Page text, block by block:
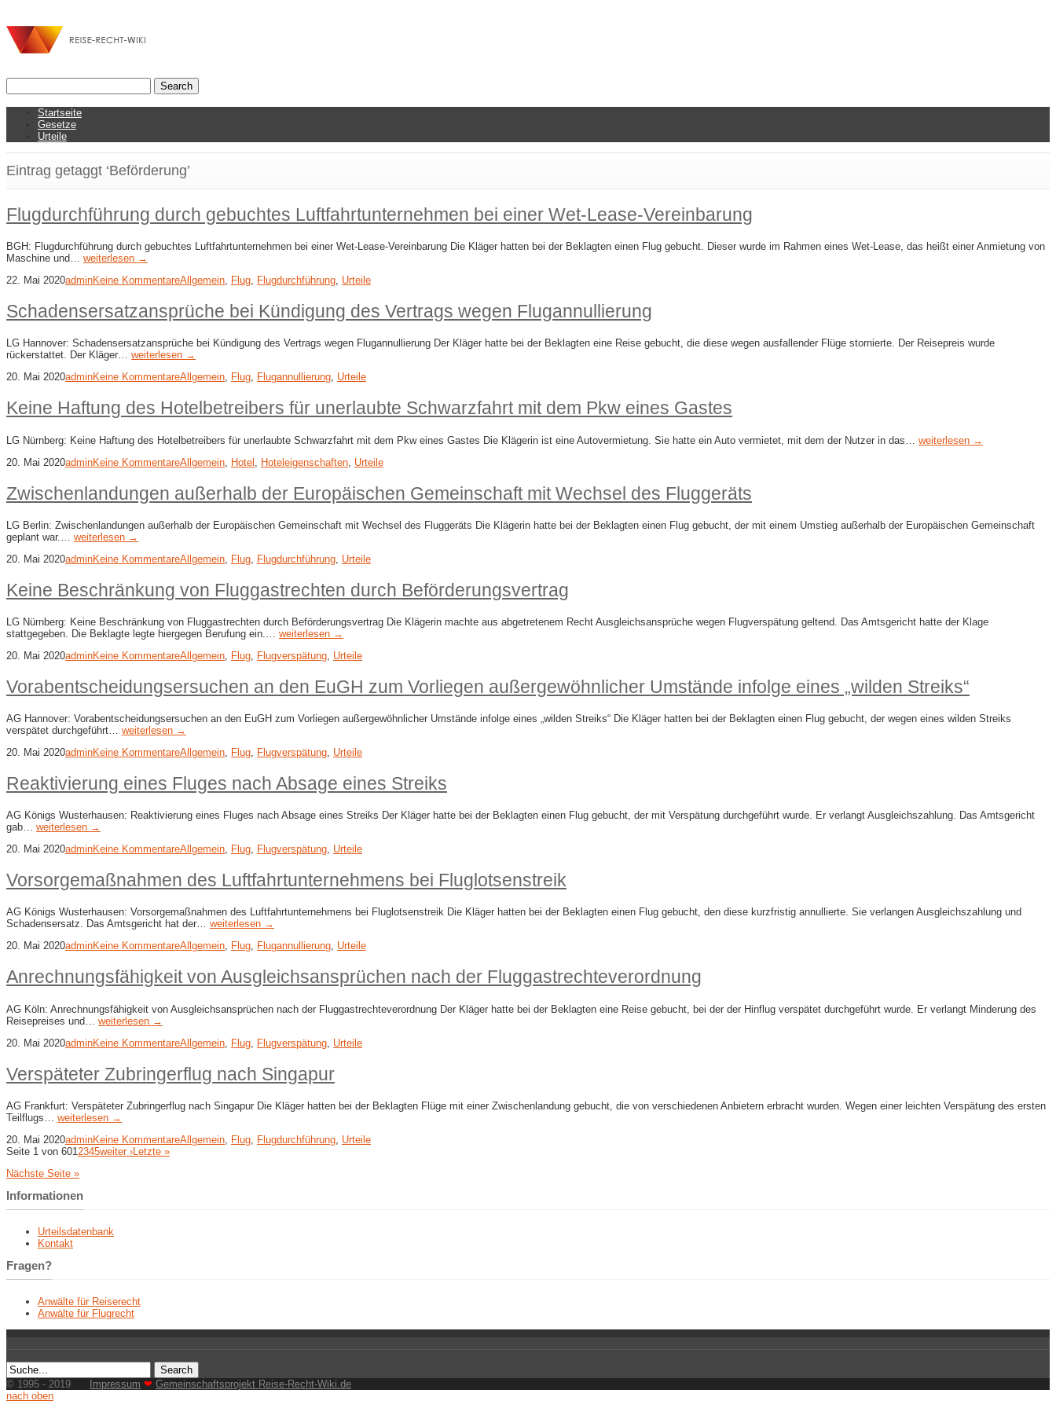
Startseite
Gesetze
Urteile
Eintrag getaggt ‘Beförderung’
Flugdurchführung durch gebuchtes Luftfahrtunternehmen bei einer Wet-​Lease-​Vereinbarung
BGH: Flugdurchführung durch gebuchtes Luftfahrtunternehmen bei einer Wet-​Lease-​Vereinbarung Die Kläger hatten bei der Beklagten einen Flug gebucht. Dieser wurde im Rahmen eines Wet-Lease, das heißt einer Anmietung von
Maschine und… weiterlesen →
22. Mai 2020adminKeine KommentareAllgemein, Flug, Flugdurchführung, Urteile
Schadensersatzansprüche bei Kündigung des Vertrags wegen Flugannullierung
LG Hannover: Schadensersatzansprüche bei Kündigung des Vertrags wegen Flugannullierung Der Kläger hatte bei der Beklagten eine Reise gebucht, die diese wegen ausfallender Flüge stornierte. Der Reisepreis wurde
rückerstattet. Der Kläger… weiterlesen →
20. Mai 2020adminKeine KommentareAllgemein, Flug, Flugannullierung, Urteile
Keine Haftung des Hotelbetreibers für unerlaubte Schwarzfahrt mit dem Pkw eines Gastes
LG Nürnberg: Keine Haftung des Hotelbetreibers für unerlaubte Schwarzfahrt mit dem Pkw eines Gastes Die Klägerin ist eine Autovermietung. Sie hatte ein Auto vermietet, mit dem der Nutzer in das… weiterlesen →
20. Mai 2020adminKeine KommentareAllgemein Hotel Hoteleigenschaften Urteile
Zwischenlandungen außerhalb der Europäischen Gemeinschaft mit Wechsel des Fluggeräts
LG Berlin: Zwischenlandungen außerhalb der Europäischen Gemeinschaft mit Wechsel des Fluggeräts Die Klägerin hatte bei der Beklagten einen Flug gebucht, der mit einem Umstieg außerhalb der Europäischen Gemeinschaft
geplant war.… weiterlesen →
20. Mai 2020adminKeine KommentareAllgemein Flug Flugdurchführung Urteile
Keine Beschränkung von Fluggastrechten durch Beförderungsvertrag
LG Nürnberg: Keine Beschränkung von Fluggastrechten durch Beförderungsvertrag Die Klägerin machte aus abgetretenem Recht Ausgleichsansprüche wegen Flugverspätung geltend. Das Amtsgericht hatte der Klage
stattgegeben. Die Beklagte legte hiergegen Berufung ein.… weiterlesen →
20. Mai 2020adminKeine KommentareAllgemein Flug Flugverspätung Urteile
Vorabentscheidungsersuchen an den EuGH zum Vorliegen außergewöhnlicher Umstände infolge eines „wilden Streiks“
AG Hannover: Vorabentscheidungsersuchen an den EuGH zum Vorliegen außergewöhnlicher Umstände infolge eines „wilden Streiks“ Die Kläger hatten bei der Beklagten einen Flug gebucht, der wegen eines wilden Streiks
verspätet durchgeführt… weiterlesen →
20. Mai 2020adminKeine KommentareAllgemein, Flug, Flugverspätung, Urteile
Reaktivierung eines Fluges nach Absage eines Streiks
AG Königs Wusterhausen: Reaktivierung eines Fluges nach Absage eines Streiks Der Kläger hatte bei der Beklagten einen Flug gebucht, der mit Verspätung durchgeführt wurde. Er verlangt Ausgleichszahlung. Das Amtsgericht
gab… weiterlesen →
20. Mai 2020adminKeine KommentareAllgemein, Flug, Flugverspätung, Urteile
Vorsorgemaßnahmen des Luftfahrtunternehmens bei Fluglotsenstreik
AG Königs Wusterhausen: Vorsorgemaßnahmen des Luftfahrtunternehmens bei Fluglotsenstreik Die Kläger hatten bei der Beklagten einen Flug gebucht, den diese kurzfristig annullierte. Sie verlangen Ausgleichszahlung und
Schadensersatz. Das Amtsgericht hat der… weiterlesen →
20. Mai 2020adminKeine KommentareAllgemein, Flug, Flugannullierung, Urteile
Anrechnungsfähigkeit von Ausgleichsansprüchen nach der Fluggastrechteverordnung
AG Köln: Anrechnungsfähigkeit von Ausgleichsansprüchen nach der Fluggastrechteverordnung Der Kläger hatte bei der Beklagten eine Reise gebucht, bei der der Hinflug verspätet durchgeführt wurde. Er verlangt Minderung des
Reisepreises und… weiterlesen →
20. Mai 2020adminKeine KommentareAllgemein Flug Flugverspätung Urteile
Verspäteter Zubringerflug nach Singapur
AG Frankfurt: Verspäteter Zubringerflug nach Singapur Die Kläger hatten bei der Beklagten Flüge mit einer Zwischenlandung gebucht, die von verschiedenen Anbietern erbracht wurden. Wegen einer leichten Verspätung des ersten
Teilflugs… weiterlesen →
20. Mai 2020adminKeine KommentareAllgemein Flug Flugdurchführung Urteile
Seite 1 von 601 2345weiter ›Letzte »
Nächste Seite »
Informationen
Urteilsdatenbank
Kontakt
Fragen?
Anwälte für Reiserecht
Anwälte für Flugrecht
© 1995 - 2019 Impressum ❤ Gemeinschaftsprojekt Reise-Recht-Wiki.de
nach oben